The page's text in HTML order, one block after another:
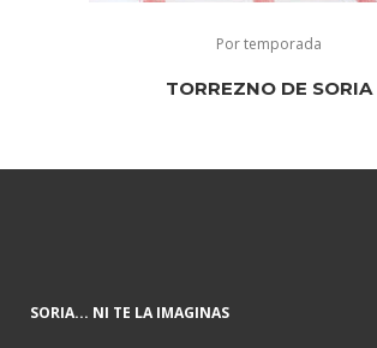
Por temporada
TORREZNO DE SORIA
SORIA... NI TE LA IMAGINAS